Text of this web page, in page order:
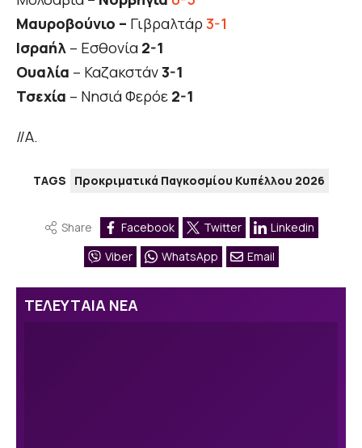
Μαυροβούνιο – Γιβραλτάρ 3-1
Ισραήλ – Εσθονία 2-1
Ουαλία – Καζακστάν3-1
Τσεχία – Νησιά Φερόε 2-1
//Α.
TAGS Προκριματικά Παγκοσμίου Κυπέλλου 2026
Share Facebook Twitter
Linkedin
Viber
WhatsApp Email
ΤΕΛΕΥΤΑΙΑ ΝΕΑ